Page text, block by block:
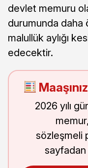
devlet memuru
durumunda daha
malullük aylığı
edecektir.
2026 yılı
sözleşmeli
sayfadan